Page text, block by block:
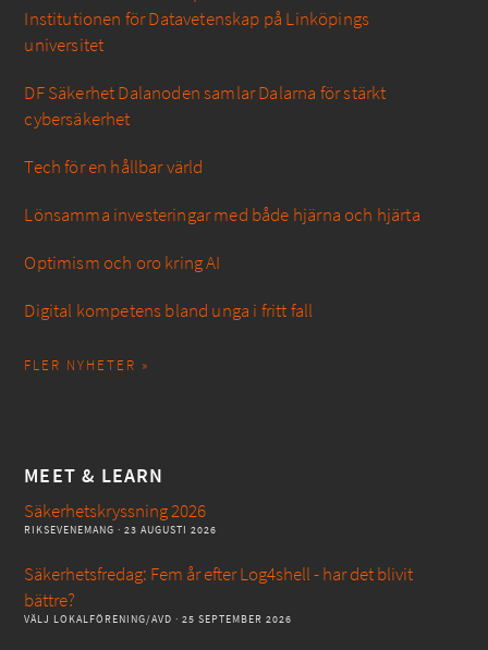
Institutionen för Datavetenskap på Linköpings
universitet
DF Säkerhet Dalanoden samlar Dalarna för stärkt
cybersäkerhet
Tech för en hållbar värld
Lönsamma investeringar med både hjärna och hjärta
Optimism och oro kring AI
Digital kompetens bland unga i fritt fall
FLER NYHETER »
MEET & LEARN
Säkerhetskryssning 2026
RIKSEVENEMANG · 23 AUGUSTI 2026
Säkerhetsfredag: Fem år efter Log4shell - har det blivit
bättre?
VÄLJ LOKALFÖRENING/AVD · 25 SEPTEMBER 2026